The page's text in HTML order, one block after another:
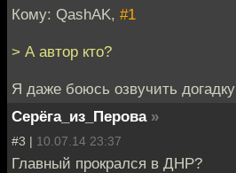
Кому: QashAK, #1
> А автор кто?
Я даже боюсь озвучить догадку
Серёга_из_Перова »
#3 | 10.07.14 23:37
Главный прокрался в ДНР?